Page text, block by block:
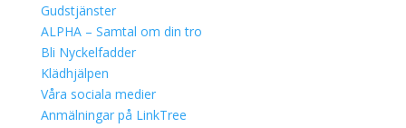
Gudstjänster
ALPHA – Samtal om din tro
Bli Nyckelfadder
Klädhjälpen
Våra sociala medier
Anmälningar på LinkTree